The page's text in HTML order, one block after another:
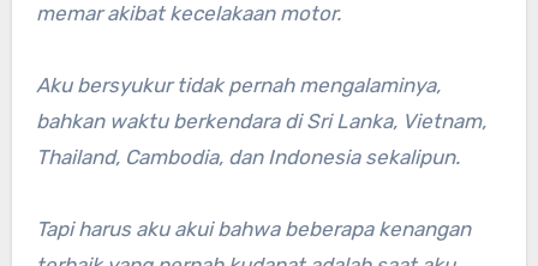
memar akibat kecelakaan motor.
Aku bersyukur tidak pernah mengalaminya,
bahkan waktu berkendara di Sri Lanka, Vietnam,
Thailand, Cambodia, dan Indonesia sekalipun.
Tapi harus aku akui bahwa beberapa kenangan